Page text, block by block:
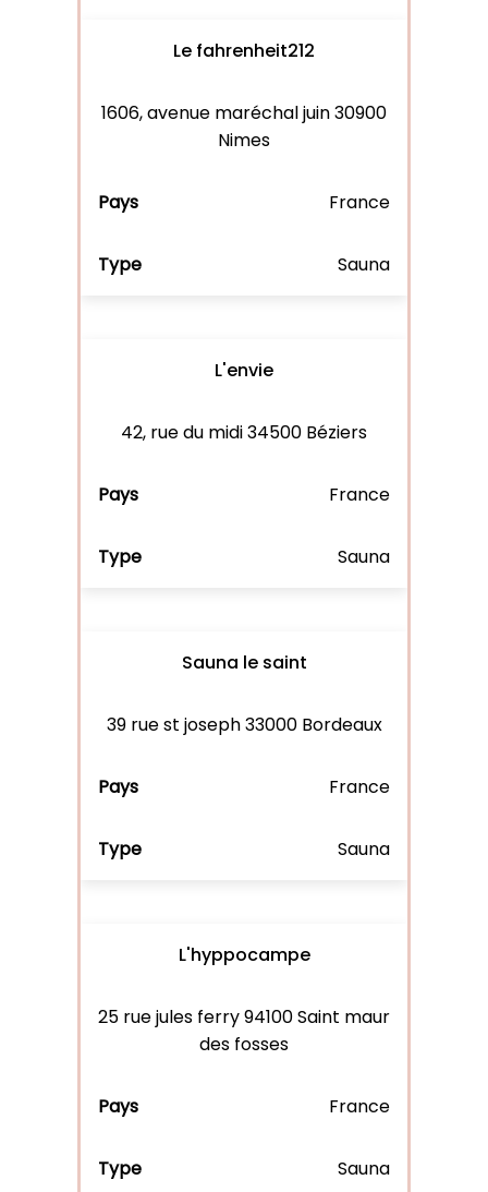
Le fahrenheit212
1606, avenue maréchal juin 30900
Nimes
France
Sauna
L'envie
42, rue du midi 34500 Béziers
France
Sauna
Sauna le saint
39 rue st joseph 33000 Bordeaux
France
Sauna
L'hyppocampe
25 rue jules ferry 94100 Saint maur
des fosses
France
Sauna